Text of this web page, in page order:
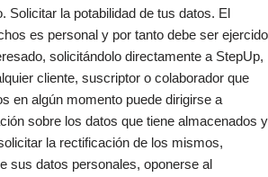
Solicitar la potabilidad de tus datos. El
es personal y por tanto debe ser ejercido
solicitándolo directamente a StepUp,
cliente, suscriptor o colaborador que
en algún momento puede dirigirse a
sobre los datos que tiene almacenados y
la rectificación de los mismos,
sus datos personales, oponerse al